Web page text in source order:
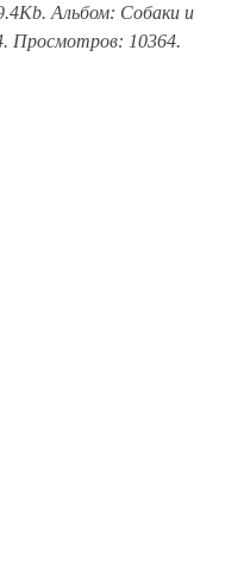
Альбом: Собаки и
Просмотров: 10364.